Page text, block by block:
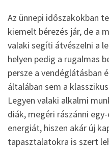
Az ünnepi időszakokban
kiemelt bérezés jár, de a
valaki segíti átvészelni a
helyen pedig a rugalmas
persze a vendéglátásban
általában sem a
Legyen valaki alkalmi
diák, megéri rászánni
energiát, hiszen akár új
tapasztalatokra is szert